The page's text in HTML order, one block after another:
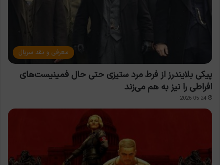
معرفی و نقد سریال
پیکی بلایندرز از فرط مرد ستیزی حتی حال فمینیست‌های
افراطی را نیز به هم می‌زند
2026-05-24